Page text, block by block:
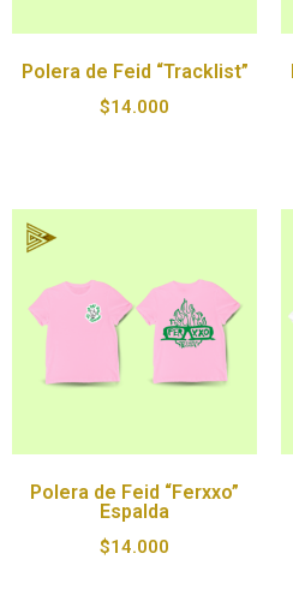
Polera de Feid “Tracklist”
$14.000
Polera de Feid “Ferxxo”
Espalda
$14.000